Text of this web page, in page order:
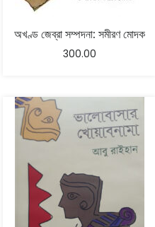
অখণ্ড জেব্রা সম্পদনা: সমীরণ মোদক
300.00